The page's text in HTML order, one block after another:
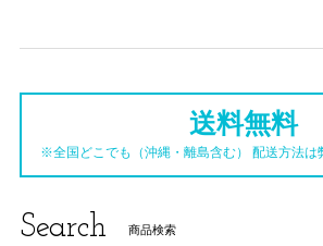
送料無料
※全国どこでも（沖縄・離島含む） 配送方法は
Search 商品検索